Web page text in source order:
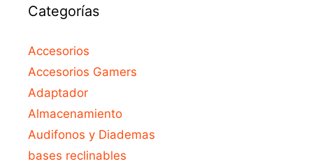
Categorías
Accesorios
Accesorios Gamers
Adaptador
Almacenamiento
Audifonos y Diademas
bases reclinables